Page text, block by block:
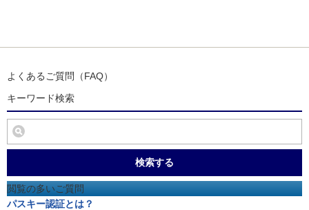
よくあるご質問（FAQ）
キーワード検索
検索する
閲覧の多いご質問
パスキー認証とは？